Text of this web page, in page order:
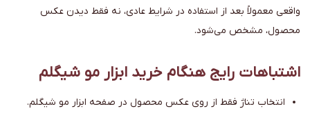
واقعی معمولاً بعد از استفاده در شرایط عادی، نه فقط دیدن عکس
محصول، مشخص می‌شود.
اشتباهات رایج هنگام خرید ابزار مو شیگلم
انتخاب تناژ فقط از روی عکس محصول در صفحه ابزار مو شیگلم.